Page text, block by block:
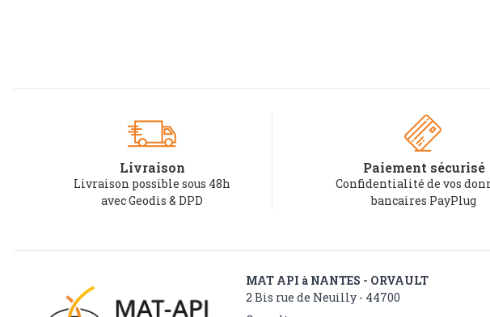
Livraison
Livraison possible sous 48h
avec Geodis & DPD
Paiement sécurisé
Confidentialité de vos
bancaires PayPlug
MAT API à NANTES - ORVAULT
2 Bis rue de Neuilly - 44700